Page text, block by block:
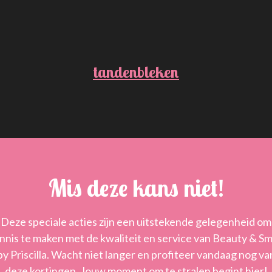
tandenbleken
Mis deze kans niet!
Deze speciale acties zijn een uitstekende gelegenheid om
te maken met de kwaliteit en service van Beauty &
Priscilla. Wacht niet langer en profiteer vandaag nog